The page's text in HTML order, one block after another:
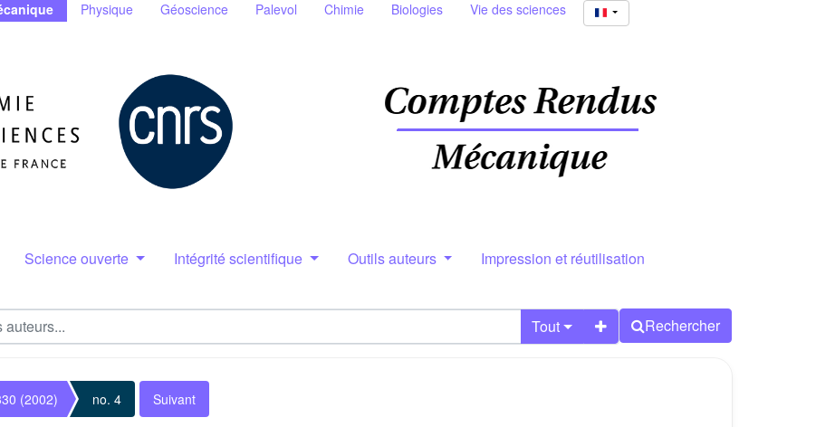
Physique Géoscience Palevol Chimie Biologies Vie des sciences
Science ouverte Intégrité scientifique Outils auteurs Impression et réutilisation
Tout Rechercher
(2002) no. 4 Suivant